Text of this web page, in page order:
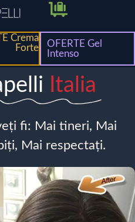
Crema
Forte
OFERTE Gel
Intenso
Italia
fi: Mai tineri, Mai
Mai respectați.